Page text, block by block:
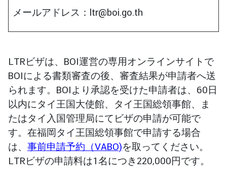
メールアドレス：ltr@boi.go.th
LTRビザは、BOI運営の専用オンラインサイトで
BOIによる書類審査の後、審査結果が申請者へ送
られます。BOIより承認を受けた申請者は、60日
以内にタイ王国大使館、タイ王国総領事館、ま
たはタイ入国管理局にてビザの申請が可能で
す。在福岡タイ王国総領事館で申請する場合
は、 事前申請予約（VABO)を取ってください。
LTRビザの申請料は1名につき220,000円です。